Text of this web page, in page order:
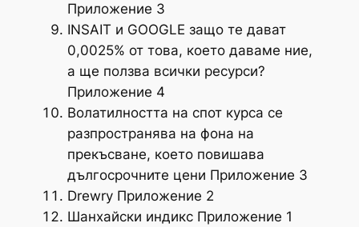
Приложение 3
INSAIT и GOOGLE защо те дават
0,0025% от това, което даваме ние,
а ще ползва всички ресурси?
Приложение 4
Волатилността на спот курса се
разпространява на фона на
прекъсване, което повишава
дългосрочните цени Приложение 3
Drewry Приложение 2
Шанхайски индикс Приложение 1